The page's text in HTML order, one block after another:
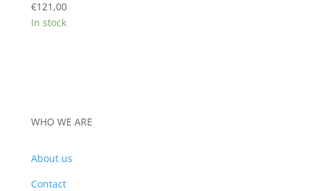
€121,00
In stock
WHO WE ARE
About us
Contact